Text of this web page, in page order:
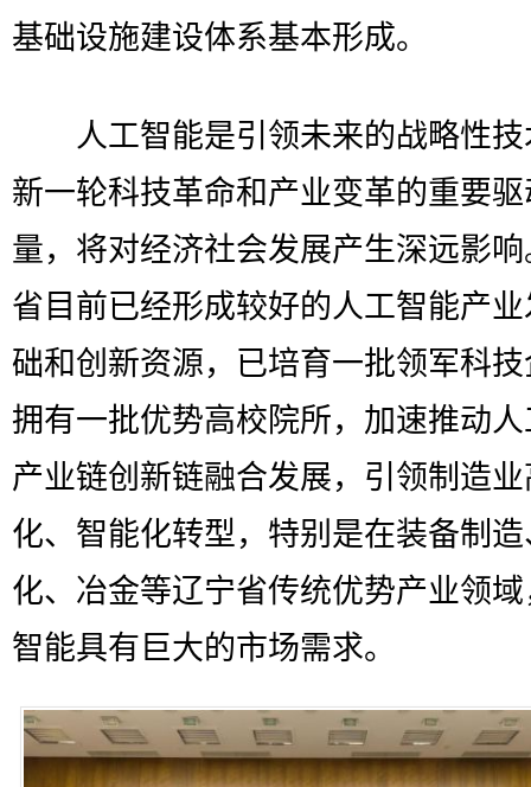
基础设施建设体系基本形成。
人工智能是引领未来的战略性技
新一轮科技革命和产业变革的重要
量，将对经济社会发展产生深远影
省目前已经形成较好的人工智能产
础和创新资源，已培育一批领军科
拥有一批优势高校院所，加速推动
产业链创新链融合发展，引领制造
化、智能化转型，特别是在装备制
化、冶金等辽宁省传统优势产业领
智能具有巨大的市场需求。